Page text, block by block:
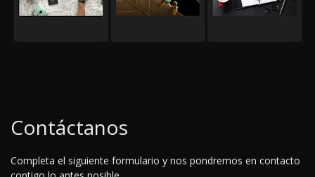
Contáctanos
Completa el siguiente formulario y nos pondremos en contacto